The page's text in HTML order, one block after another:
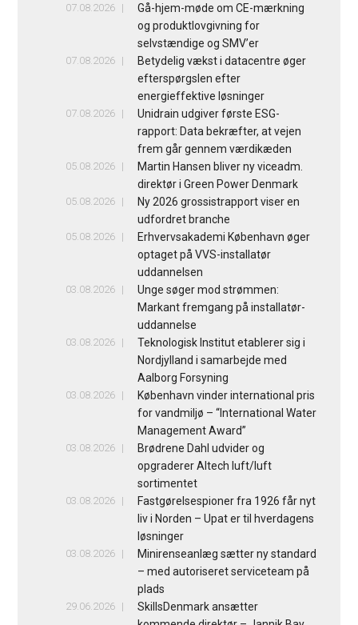
07.08.2026
Gå-hjem-møde om CE-mærkning
og produktlovgivning for
selvstændige og SMV’er
07.08.2026
Betydelig vækst i datacentre øger
efterspørgslen efter
energieffektive løsninger
07.08.2026
Unidrain udgiver første ESG-
rapport: Data bekræfter, at vejen
frem går gennem værdikæden
05.08.2026
Martin Hansen bliver ny viceadm.
direktør i Green Power Denmark
05.08.2026
Ny 2026 grossistrapport viser en
udfordret branche
05.08.2026
Erhvervsakademi København øger
optaget på VVS-installatør
uddannelsen
03.08.2026
Unge søger mod strømmen:
Markant fremgang på installatør-
uddannelse
03.08.2026
Teknologisk Institut etablerer sig i
Nordjylland i samarbejde med
Aalborg Forsyning
03.08.2026
København vinder international pris
for vandmiljø – “International Water
Management Award”
03.08.2026
Brødrene Dahl udvider og
opgraderer Altech luft/luft
sortimentet
03.08.2026
Fastgørelsespioner fra 1926 får nyt
liv i Norden – Upat er til hverdagens
løsninger
03.08.2026
Minirenseanlæg sætter ny standard
– med autoriseret serviceteam på
plads
29.06.2026
SkillsDenmark ansætter